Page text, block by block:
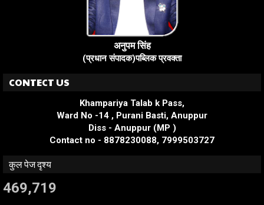
अनुपम सिंह
(प्रधान संपादक)पब्लिक प्रवक्ता
CONTECT US
Khampariya Talab k Pass,
Ward No -14 , Purani Basti, Anuppur
Diss - Anuppur (MP )
Contact no - 8878230088, 7999503727
कुल पेज दृश्य
469,719